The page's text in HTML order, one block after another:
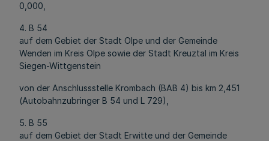
0,000,
4. B 54
auf dem Gebiet der Stadt Olpe und der Gemeinde
Wenden im Kreis Olpe sowie der Stadt Kreuztal im Kreis
Siegen-Wittgenstein
von der Anschlussstelle Krombach (BAB 4) bis km 2,451
(Autobahnzubringer B 54 und L 729),
5. B 55
auf dem Gebiet der Stadt Erwitte und der Gemeinde